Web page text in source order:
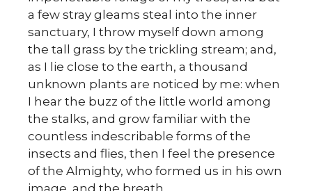
a few stray gleams steal into the inner
sanctuary, I throw myself down among
the tall grass by the trickling stream; and,
as I lie close to the earth, a thousand
unknown plants are noticed by me: when
I hear the buzz of the little world among
the stalks, and grow familiar with the
countless indescribable forms of the
insects and flies, then I feel the presence
of the Almighty, who formed us in his own
image, and the breath